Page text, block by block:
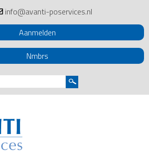
info@avanti-poservices.nl
Aanmelden
Nmbrs